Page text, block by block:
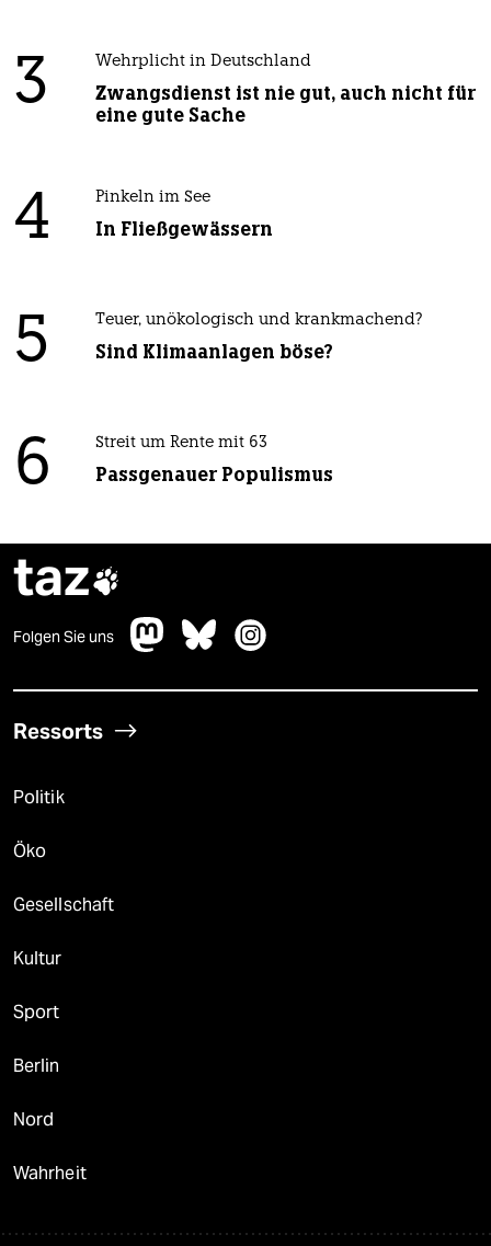
3 Wehrplicht in Deutschland
Zwangsdienst ist nie gut, auch nicht für
eine gute Sache
4 Pinkeln im See
In Fließgewässern
5 Teuer, unökologisch und krankmachend?
Sind Klimaanlagen böse?
6 Streit um Rente mit 63
Passgenauer Populismus
taz
Folgen Sie uns
Ressorts
Politik
Öko
Gesellschaft
Kultur
Sport
Berlin
Nord
Wahrheit